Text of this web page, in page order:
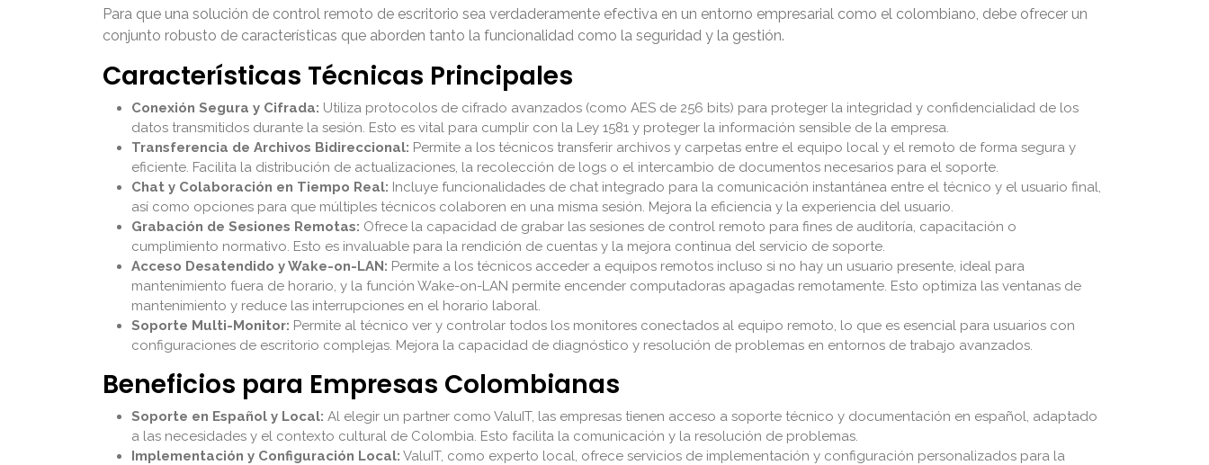
Para que una solución de control remoto de escritorio sea verdaderamente efectiva en un entorno empresarial como el colombiano, debe ofrecer un
conjunto robusto de características que aborden tanto la funcionalidad como la seguridad y la gestión.
Características Técnicas Principales
Conexión Segura y Cifrada: Utiliza protocolos de cifrado avanzados (como AES de 256 bits) para proteger la integridad y confidencialidad de los
datos transmitidos durante la sesión. Esto es vital para cumplir con la Ley 1581 y proteger la información sensible de la empresa.
Transferencia de Archivos Bidireccional: Permite a los técnicos transferir archivos y carpetas entre el equipo local y el remoto de forma segura y
eficiente. Facilita la distribución de actualizaciones, la recolección de logs o el intercambio de documentos necesarios para el soporte.
Chat y Colaboración en Tiempo Real: Incluye funcionalidades de chat integrado para la comunicación instantánea entre el técnico y el usuario final,
así como opciones para que múltiples técnicos colaboren en una misma sesión. Mejora la eficiencia y la experiencia del usuario.
Grabación de Sesiones Remotas: Ofrece la capacidad de grabar las sesiones de control remoto para fines de auditoría, capacitación o
cumplimiento normativo. Esto es invaluable para la rendición de cuentas y la mejora continua del servicio de soporte.
Acceso Desatendido y Wake-on-LAN: Permite a los técnicos acceder a equipos remotos incluso si no hay un usuario presente, ideal para
mantenimiento fuera de horario, y la función Wake-on-LAN permite encender computadoras apagadas remotamente. Esto optimiza las ventanas de
mantenimiento y reduce las interrupciones en el horario laboral.
Soporte Multi-Monitor: Permite al técnico ver y controlar todos los monitores conectados al equipo remoto, lo que es esencial para usuarios con
configuraciones de escritorio complejas. Mejora la capacidad de diagnóstico y resolución de problemas en entornos de trabajo avanzados.
Beneficios para Empresas Colombianas
Soporte en Español y Local: Al elegir un partner como ValuIT, las empresas tienen acceso a soporte técnico y documentación en español, adaptado
a las necesidades y el contexto cultural de Colombia. Esto facilita la comunicación y la resolución de problemas.
Implementación y Configuración Local: ValuIT, como experto local, ofrece servicios de implementación y configuración personalizados para la